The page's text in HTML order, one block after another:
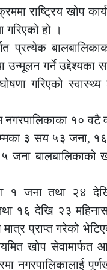
राष्ट्रिय खोप
गरिएको हो ।
प्रत्येक
गर्ने उद्देश्यका
गरिएको
१० वटै
३ सय ५३ जना,
बालबालिकाको
१ जना तथा २४
१६ देखि २३
प्राप्त गरेको
खोप सेवामार्फत